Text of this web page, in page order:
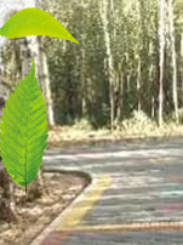
公司规章
联系我们